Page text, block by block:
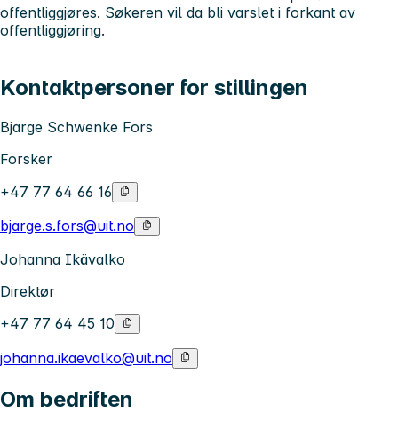
offentliggjøres. Søkeren vil da bli varslet i forkant av
offentliggjøring.
Kontaktpersoner for stillingen
Bjarge Schwenke Fors
Forsker
+47 77 64 66 16
bjarge.s.fors@uit.no
Johanna Ikävalko
Direktør
+47 77 64 45 10
johanna.ikaevalko@uit.no
Om bedriften